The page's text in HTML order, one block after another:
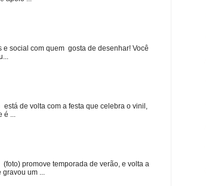
e social com quem gosta de desenhar! Você
de volta com a festa que celebra o vinil,
...
promove temporada de verão, e volta a
um ...